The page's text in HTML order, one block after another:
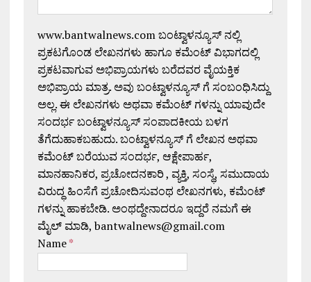
www.bantwalnews.com ಬಂಟ್ವಾಳನ್ಯೂಸ್ ನಲ್ಲಿ
ಪ್ರಕಟಗೊಂಡ ಲೇಖನಗಳು ಹಾಗೂ ಕಮೆಂಟ್ ವಿಭಾಗದಲ್ಲಿ
ಪ್ರಕಟವಾಗುವ ಅಭಿಪ್ರಾಯಗಳು ಬರೆದವರ ವೈಯಕ್ತಿಕ
ಅಭಿಪ್ರಾಯ ಮಾತ್ರ. ಅವು ಬಂಟ್ವಾಳನ್ಯೂಸ್ ಗೆ ಸಂಬಂಧಿಸಿದ್ದು
ಅಲ್ಲ. ಈ ಲೇಖನಗಳು ಅಥವಾ ಕಮೆಂಟ್ ಗಳನ್ನು ಯಾವುದೇ
ಸಂದರ್ಭ ಬಂಟ್ವಾಳನ್ಯೂಸ್ ಸಂಪಾದಕೀಯ ಬಳಗ
ತೆಗೆದುಹಾಕಬಹುದು. ಬಂಟ್ವಾಳನ್ಯೂಸ್ ಗೆ ಲೇಖನ ಅಥವಾ
ಕಮೆಂಟ್ ಬರೆಯುವ ಸಂದರ್ಭ, ಆಕ್ಷೇಪಾರ್ಹ,
ಮಾನಹಾನಿಕರ, ಪ್ರಚೋದನಕಾರಿ , ವ್ಯಕ್ತಿ, ಸಂಸ್ಥೆ, ಸಮುದಾಯ
ವಿರುದ್ಧ ಹಿಂಸೆಗೆ ಪ್ರಚೋದಿಸುವಂಥ ಲೇಖನಗಳು, ಕಮೆಂಟ್
ಗಳನ್ನು ಹಾಕಬೇಡಿ. ಅಂಥದ್ದೇನಾದರೂ ಇದ್ದರೆ ನಮಗೆ ಈ
ಮೈಲ್ ಮಾಡಿ, bantwalnews@gmail.com
Name*